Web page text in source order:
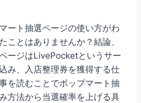
ート抽選ページの使い方がわ
ことはありませんか？結論、
ージはLivePocketというサー
み、入店整理券を獲得する仕
を読むことでポップマート抽
方法から当選確率を上げる具